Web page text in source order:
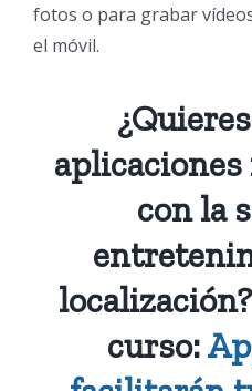
fotos o para grabar
el móvil.
con la
curso: